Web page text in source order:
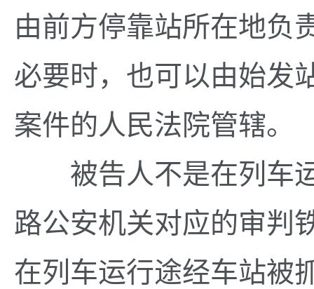
由前方停靠站所在地负
必要时，也可以由始发
案件的人民法院管辖。
被告人不是在列车运
路公安机关对应的审判
在列车运行途经车站被